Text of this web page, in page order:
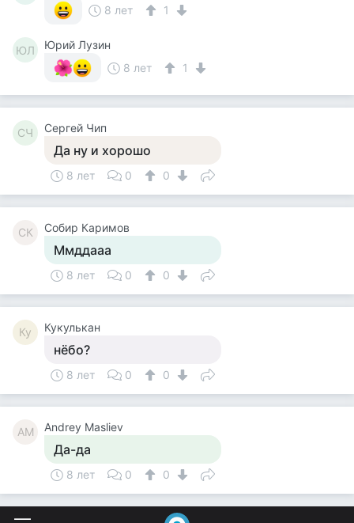
8 лет
1
ЮЛ
Юрий Лузин
8 лет
1
СЧ Сергей Чип
Да ну и хорошо
8 лет 0 0
СК Собир Каримов
Ммддааа
8 лет 0 0
Ку Кукулькан
нёбо?
8 лет 0 0
AM Andrey Masliev
Да-да
8 лет 0 0